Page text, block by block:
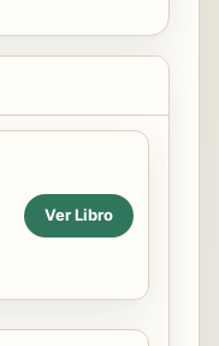
Ver Libro